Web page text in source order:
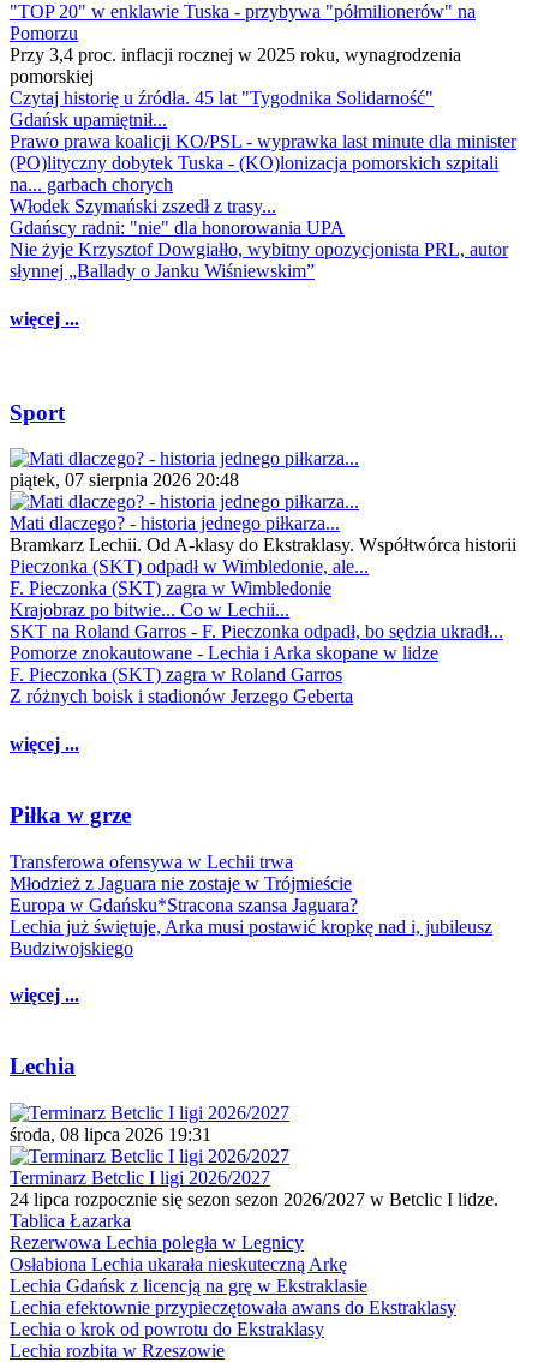
"TOP 20" w enklawie Tuska - przybywa "półmilionerów" na
Pomorzu
Przy 3,4 proc. inflacji rocznej w 2025 roku, wynagrodzenia
pomorskiej
Czytaj historię u źródła. 45 lat "Tygodnika Solidarność"
Gdańsk upamiętnił...
Prawo prawa koalicji KO/PSL - wyprawka last minute dla minister
(PO)lityczny dobytek Tuska - (KO)lonizacja pomorskich szpitali
na... garbach chorych
Włodek Szymański zszedł z trasy...
Gdańscy radni: "nie" dla honorowania UPA
Nie żyje Krzysztof Dowgiałło, wybitny opozycjonista PRL, autor
słynnej „Ballady o Janku Wiśniewskim”
więcej ...
Sport
piątek, 07 sierpnia 2026 20:48
Mati dlaczego? - historia jednego piłkarza...
Bramkarz Lechii. Od A-klasy do Ekstraklasy. Współtwórca historii
Pieczonka (SKT) odpadł w Wimbledonie, ale...
F. Pieczonka (SKT) zagra w Wimbledonie
Krajobraz po bitwie... Co w Lechii...
SKT na Roland Garros - F. Pieczonka odpadł, bo sędzia ukradł...
Pomorze znokautowane - Lechia i Arka skopane w lidze
F. Pieczonka (SKT) zagra w Roland Garros
Z różnych boisk i stadionów Jerzego Geberta
więcej ...
Piłka w grze
Transferowa ofensywa w Lechii trwa
Młodzież z Jaguara nie zostaje w Trójmieście
Europa w Gdańsku*Stracona szansa Jaguara?
Lechia już świętuje, Arka musi postawić kropkę nad i, jubileusz
Budziwojskiego
więcej ...
Lechia
środa, 08 lipca 2026 19:31
Terminarz Betclic I ligi 2026/2027
24 lipca rozpocznie się sezon sezon 2026/2027 w Betclic I lidze.
Tablica Łazarka
Rezerwowa Lechia poległa w Legnicy
Osłabiona Lechia ukarała nieskuteczną Arkę
Lechia Gdańsk z licencją na grę w Ekstraklasie
Lechia efektownie przypieczętowała awans do Ekstraklasy
Lechia o krok od powrotu do Ekstraklasy
Lechia rozbita w Rzeszowie